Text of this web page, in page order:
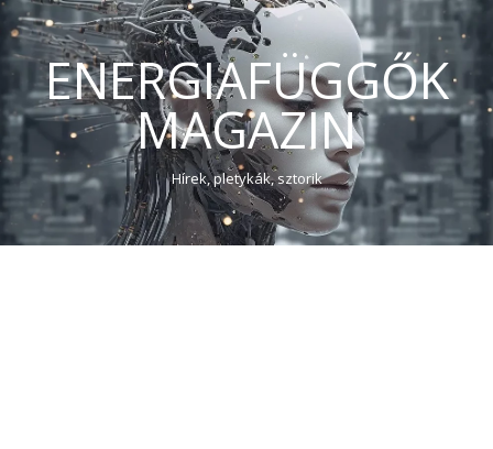
ENERGIAFÜGGŐK
MAGAZIN
Hírek, pletykák, sztorik